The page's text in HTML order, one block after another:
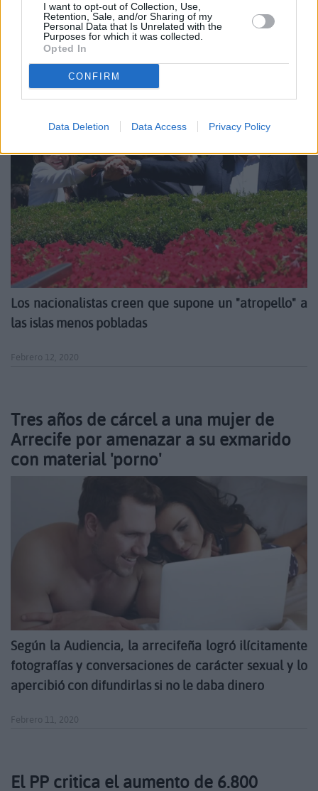
I want to opt-out of Collection, Use,
Retention, Sale, and/or Sharing of my
Personal Data that Is Unrelated with the
Purposes for which it was collected.
Opted In
CONFIRM
Data Deletion Data Access Privacy Policy
CC se opone a la reforma electoral y la
tachan de "traición"
Los nacionalistas creen que supone un "atropello" a
las islas menos pobladas
Febrero 12, 2020
Tres años de cárcel a una mujer de
Arrecife por amenazar a su exmarido
con material 'porno'
Según la Audiencia, la arrecifeña logró ilícitamente
fotografías y conversaciones de carácter sexual y lo
apercibió con difundirlas si no le daba dinero
Febrero 11, 2020
El PP critica el aumento de 6.800